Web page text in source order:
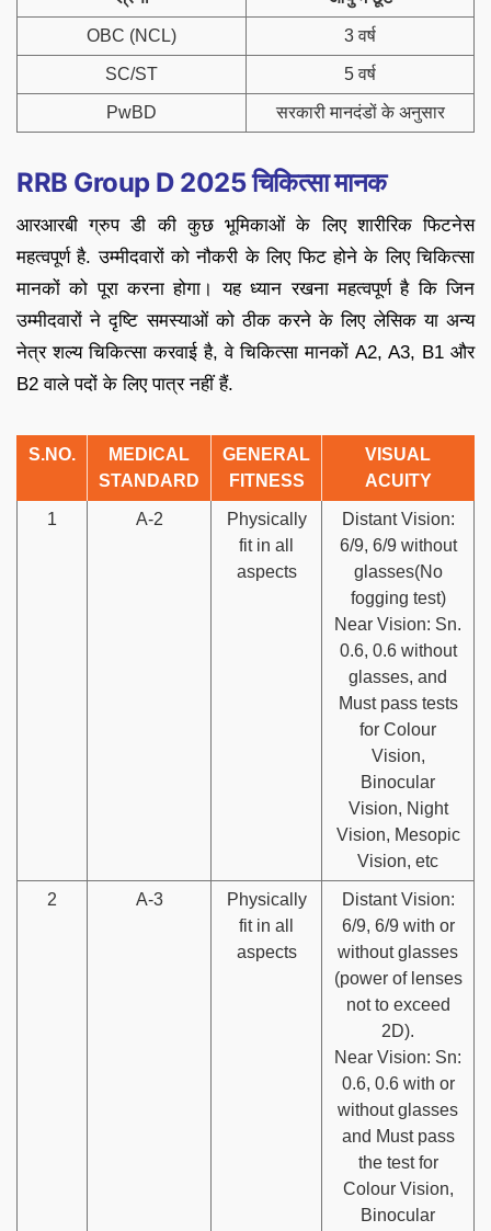
OBC (NCL) 3 वर्ष
SC/ST 5 वर्ष
PwBD सरकारी मानदंडों के अनुसार
RRB Group D 2025 चिकित्सा मानक
आरआरबी ग्रुप डी की कुछ भूमिकाओं के लिए शारीरिक फिटनेस
महत्वपूर्ण है. उम्मीदवारों को नौकरी के लिए फिट होने के लिए चिकित्सा
मानकों को पूरा करना होगा। यह ध्यान रखना महत्वपूर्ण है कि जिन
उम्मीदवारों ने दृष्टि समस्याओं को ठीक करने के लिए लेसिक या अन्य
नेत्र शल्य चिकित्सा करवाई है, वे चिकित्सा मानकों A2, A3, B1 और
B2 वाले पदों के लिए पात्र नहीं हैं.
S.NO.
MEDICAL
STANDARD
GENERAL
FITNESS
VISUAL
ACUITY
1 A-2
Physically
fit in all
aspects
Distant Vision:
6/9, 6/9 without
glasses(No
fogging test)
Near Vision: Sn.
0.6, 0.6 without
glasses, and
Must pass tests
for Colour
Vision,
Binocular
Vision, Night
Vision, Mesopic
Vision, etc
2 A-3
Physically
fit in all
aspects
Distant Vision:
6/9, 6/9 with or
without glasses
(power of lenses
not to exceed
2D).
Near Vision: Sn:
0.6, 0.6 with or
without glasses
and Must pass
the test for
Colour Vision,
Binocular